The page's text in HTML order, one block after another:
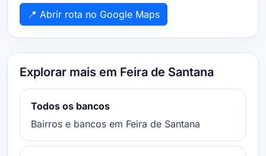
📍 Abrir rota no Google Maps
Explorar mais em Feira de Santana
Todos os bancos
Bairros e bancos em Feira de Santana